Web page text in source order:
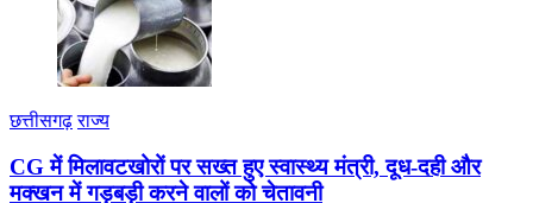
छत्तीसगढ़ राज्य
CG में मिलावटखोरों पर सख्त हुए स्वास्थ्य मंत्री, दूध-दही और
मक्खन में गड़बड़ी करने वालों को चेतावनी